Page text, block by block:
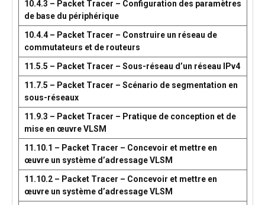
10.4.3 – Packet Tracer – Configuration des paramètres
de base du périphérique
10.4.4 – Packet Tracer – Construire un réseau de
commutateurs et de routeurs
11.5.5 – Packet Tracer – Sous-réseau d’un réseau IPv4
11.7.5 – Packet Tracer – Scénario de segmentation en
sous-réseaux
11.9.3 – Packet Tracer – Pratique de conception et de
mise en œuvre VLSM
11.10.1 – Packet Tracer – Concevoir et mettre en
œuvre un système d’adressage VLSM
11.10.2 – Packet Tracer – Concevoir et mettre en
œuvre un système d’adressage VLSM